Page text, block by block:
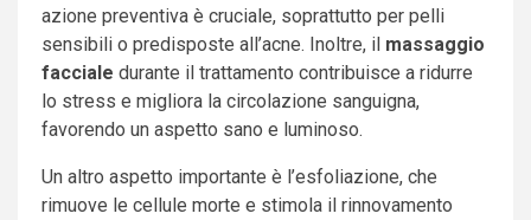
azione preventiva è cruciale, soprattutto per pelli
sensibili o predisposte all’acne. Inoltre, il massaggio
facciale durante il trattamento contribuisce a ridurre
lo stress e migliora la circolazione sanguigna,
favorendo un aspetto sano e luminoso.
Un altro aspetto importante è l’esfoliazione, che
rimuove le cellule morte e stimola il rinnovamento